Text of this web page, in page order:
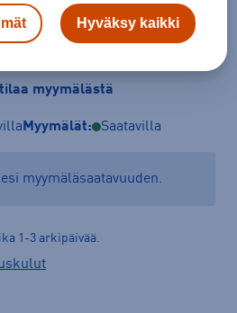
ostoskoriin
myymälästä
Myymälät: Saatavilla
myymäläsaatavuuden.
1-3 arkipäivää.
Hyväksy kaikki